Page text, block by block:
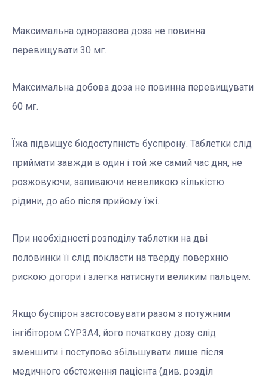
Максимальна одноразова доза не повинна
перевищувати 30 мг.
Максимальна добова доза не повинна перевищувати
60 мг.
Їжа підвищує біодоступність буспірону. Таблетки слід
приймати завжди в один і той же самий час дня, не
розжовуючи, запиваючи невеликою кількістю
рідини, до або після прийому їжі.
При необхідності розподілу таблетки на дві
половинки її слід покласти на тверду поверхню
рискою догори і злегка натиснути великим пальцем.
Якщо буспірон застосовувати разом з потужним
інгібітором CYР3A4, його початкову дозу слід
зменшити і поступово збільшувати лише після
медичного обстеження пацієнта (див. розділ